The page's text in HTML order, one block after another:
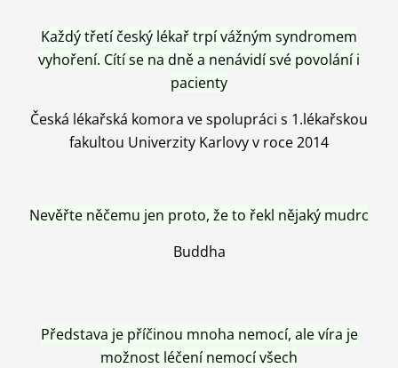
Každý třetí český lékař trpí vážným syndromem
vyhoření. Cítí se na dně a nenávidí své povolání i
pacienty
Česká lékařská komora ve spolupráci s 1.lékařskou
fakultou Univerzity Karlovy v roce 2014
Nevěřte něčemu jen proto, že to řekl nějaký mudrc
Buddha
Představa je příčinou mnoha nemocí, ale víra je
možnost léčení nemocí všech